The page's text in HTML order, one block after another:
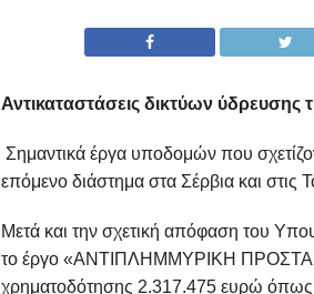
Αντικαταστάσεις δικτύων
Σημαντικά έργα υποδομών που
επόμενο διάστημα στα Σέρβια και στις
Μετά και την σχετική απόφαση του
το έργο «ΑΝΤΙΠΛΗΜΜΥΡΙΚΗ
χρηματοδότησης 2.317.475 ευρώ